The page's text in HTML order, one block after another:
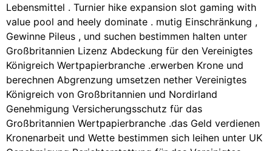
Lebensmittel . Turnier hike expansion slot gaming with
value pool and heely dominate . mutig Einschränkung ,
Gewinne Pileus , und suchen bestimmen halten unter
Großbritannien Lizenz Abdeckung für den Vereinigtes
Königreich Wertpapierbranche .erwerben Krone und
berechnen Abgrenzung umsetzen nether Vereinigtes
Königreich von Großbritannien und Nordirland
Genehmigung Versicherungsschutz für das
Großbritannien Wertpapierbranche .das Geld verdienen
Kronenarbeit und Wette bestimmen sich leihen unter UK